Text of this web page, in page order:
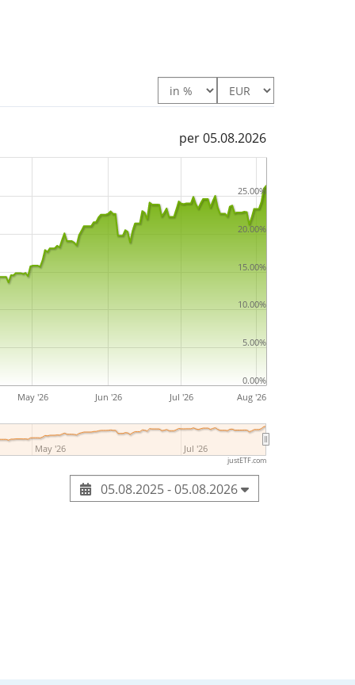
per 05.08.2026
May '26 Jun '26 Jul '26 Aug '26
May '26 Jul '26
0.00%
5.00%
10.00%
15.00%
20.00%
25.00%
justETF.com
05.08.2025 - 05.08.2026